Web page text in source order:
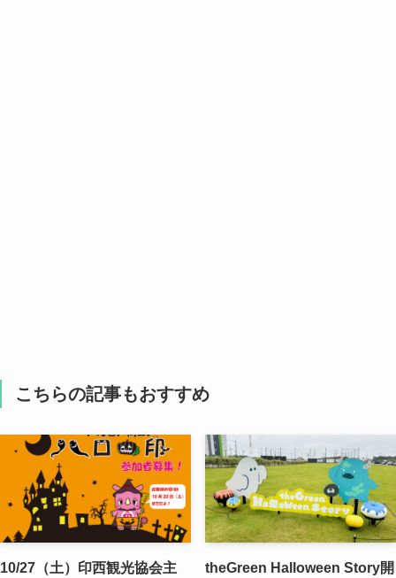
こちらの記事もおすすめ
10/27（土）印西観光協会主
theGreen Halloween Story開